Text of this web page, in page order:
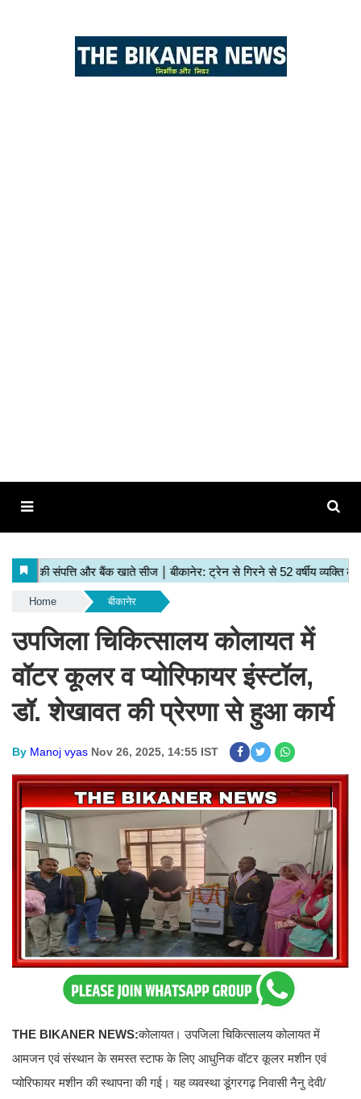
Home बीकानेर
उपजिला चिकित्सालय कोलायत में
वॉटर कूलर व प्योरिफायर इंस्टॉल,
डॉ. शेखावत की प्रेरणा से हुआ कार्य
By Manoj vyas Nov 26, 2025, 14:55 IST
THE BIKANER NEWS:कोलायत। उपजिला चिकित्सालय कोलायत में
आमजन एवं संस्थान के समस्त स्टाफ के लिए आधुनिक वॉटर कूलर मशीन एवं
प्योरिफायर मशीन की स्थापना की गई। यह व्यवस्था डूंगरगढ़ निवासी नैनु देवी/